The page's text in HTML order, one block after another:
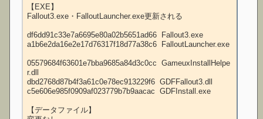
【EXE】
Fallout3.exe・FalloutLauncher.exe更新される
df6dd91c33e7a6695e80a02b5651ad66  Fallout3.exe
a1b6e2da16e2e17d76317f18d77a38c6  FalloutLauncher.exe
05579684f63601e7bba9685a84d3c0cc  GameuxInstallHelpe
r.dll
dbd2768d87b4f3a61c0e78ec913229f6  GDFFallout3.dll
c5e606e985f0909af023779b7b9aacac  GDFInstall.exe
【データファイル】